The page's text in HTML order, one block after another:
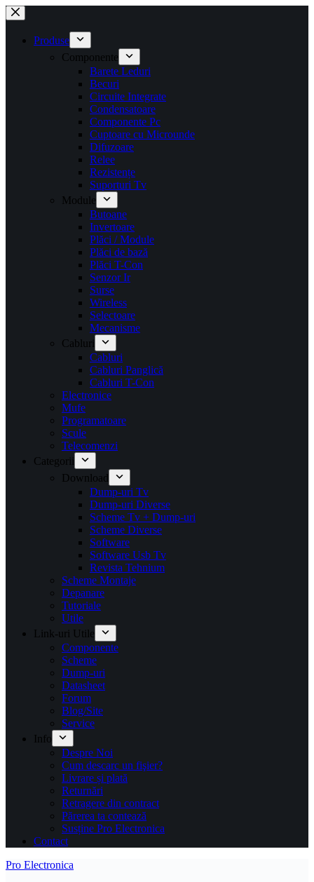
Sari
la
conținutProduse
Componente
Barete Leduri
Becuri
Circuite Integrate
Condensatoare
Componente Pc
Cuptoare cu Microunde
Difuzoare
Relee
Rezistențe
Suporturi Tv
Module
Butoane
Invertoare
Plăci / Module
Plăci de bază
Plăci T-Con
Senzor Ir
Surse
Wireless
Selectoare
Mecanisme
Cabluri
Cabluri
Cabluri Panglică
Cabluri T-Con
Electronice
Mufe
Programatoare
Scule
Telecomenzi
Categorii
Download
Dump-uri Tv
Dump-uri Diverse
Scheme Tv + Dump-uri
Scheme Diverse
Software
Software Usb Tv
Revista Tehnium
Scheme Montaje
Depanare
Tutoriale
Utile
Link-uri Utile
Componente
Scheme
Dump-uri
Datasheet
Forum
Blog/Site
Service
Info
Despre Noi
Cum descarc un fişier?
Livrare și plată
Returnări
Retragere din contract
Părerea ta contează
Susține Pro Electronica
Contact
Pro Electronica